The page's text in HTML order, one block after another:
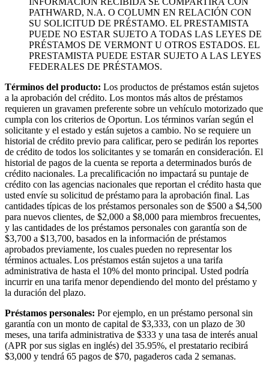
PATHWARD, N.A. O COLUMN EN RELACIÓN CON
SU SOLICITUD DE PRÉSTAMO. EL PRESTAMISTA
PUEDE NO ESTAR SUJETO A TODAS LAS LEYES DE
PRÉSTAMOS DE VERMONT U OTROS ESTADOS. EL
PRESTAMISTA PUEDE ESTAR SUJETO A LAS LEYES
FEDERALES DE PRÉSTAMOS.
Términos del producto: Los productos de préstamos están sujetos
a la aprobación del crédito. Los montos más altos de préstamos
requieren un gravamen preferente sobre un vehículo motorizado que
cumpla con los criterios de Oportun. Los términos varían según el
solicitante y el estado y están sujetos a cambio. No se requiere un
historial de crédito previo para calificar, pero se pedirán los reportes
de crédito de todos los solicitantes y se tomarán en consideración. El
historial de pagos de la cuenta se reporta a determinados burós de
crédito nacionales. La precalificación no impactará su puntaje de
crédito con las agencias nacionales que reportan el crédito hasta que
usted envíe su solicitud de préstamo para la aprobación final. Las
cantidades típicas de los préstamos personales son de $500 a $4,500
para nuevos clientes, de $2,000 a $8,000 para miembros frecuentes,
y las cantidades de los préstamos personales con garantía son de
$3,700 a $13,700, basados en la información de préstamos
aprobados previamente, los cuales pueden no representar los
términos actuales. Los préstamos están sujetos a una tarifa
administrativa de hasta el 10% del monto principal. Usted podría
incurrir en una tarifa menor dependiendo del monto del préstamo y
la duración del plazo.
Préstamos personales: Por ejemplo, en un préstamo personal sin
garantía con un monto de capital de $3,333, con un plazo de 30
meses, una tarifa administrativa de $333 y una tasa de interés anual
(APR por sus siglas en inglés) del 35.95%, el prestatario recibirá
$3,000 y tendrá 65 pagos de $70, pagaderos cada 2 semanas.